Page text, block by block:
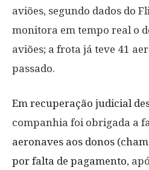
aviões, segundo dados do
monitora em tempo real o
aviões; a frota já teve 41
passado.
Em recuperação judicial
companhia foi obrigada a
aeronaves aos donos
por falta de pagamento,